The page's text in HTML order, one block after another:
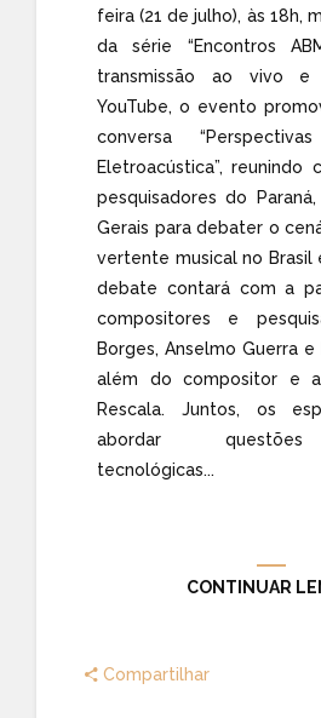
feira (21 de julho), às 18h,
da série “Encontros
transmissão ao vivo e
YouTube, o evento
conversa
Eletroacústica”, reunindo
pesquisadores do
Gerais para debater o
vertente musical no Brasil
debate contará com a
compositores e
Borges, Anselmo Guerra e
além do compositor e
Rescala. Juntos, os
abordar
tecnológicas...
CONTINUAR
Compartilhar